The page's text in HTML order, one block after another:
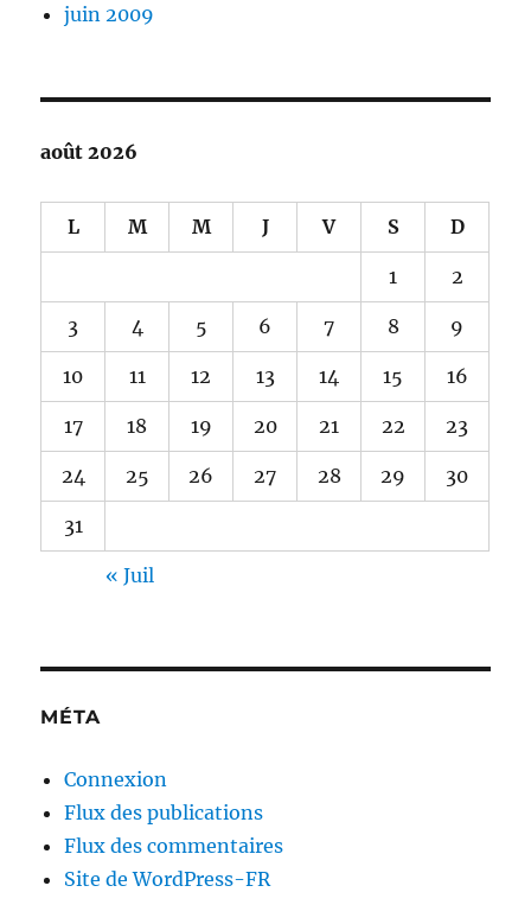
juin 2009
août 2026
L M M J V S D
1 2
3 4 5 6 7 8 9
10 11 12 13 14 15 16
17 18 19 20 21 22 23
24 25 26 27 28 29 30
31
« Juil
MÉTA
Connexion
Flux des publications
Flux des commentaires
Site de WordPress-FR